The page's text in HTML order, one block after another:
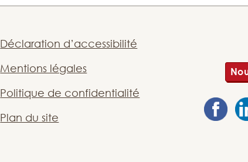
Déclaration d’accessibilité
Mentions légales
Politique de confidentialité
Plan du site